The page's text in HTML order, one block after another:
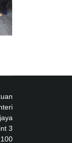
3
Malaysia.